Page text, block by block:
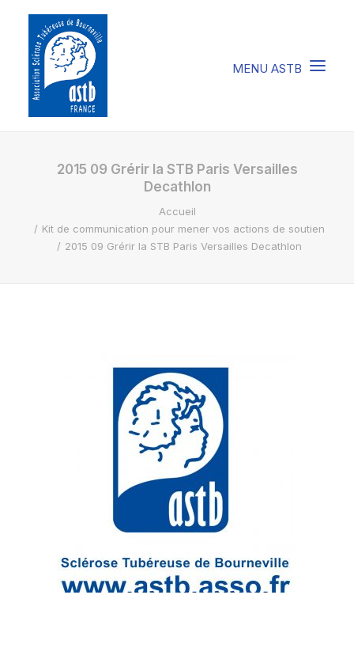
COMPRENDRE LA STB
VIVRE AVEC LA STB
RECHERCHE
2015 09 Grérir la STB Paris Versailles
Decathlon
Accueil
Kit de communication pour mener vos actions de soutien
2015 09 Grérir la STB Paris Versailles Decathlon